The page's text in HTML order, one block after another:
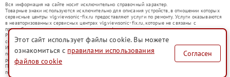
Вся информация на сайте носит исключительно справочный характер.
Товарные знаки используются исключительно для описания устройств, в отношении которых
сервисные центры vlg.viewsonic-fix.ru предоставляют услуги по ремонту. Услуги оказываются
в неавторизованных сервисных центрах vlg.viewsonic-fix.ru, которые не связаны с
правообладателями товарных знаков или их официальными представителями.
Ремонт осуществляется для устройств, уже введенных в гражданский оборот в соответствии
со статьей 1487 ГК РФ.
Использование товарных знаков не преследует цели индивидуализации услуг или введения
потребителей в заблуждение, а служит для информирования о предоставляемых услугах по
ремонту техники указанных брендов.
Представленная на сайте информация не является публичной офертой, определяемой
положениями Статьи 437(2) Гражданского кодекса РФ
Этот сайт использует файлы cookie. Вы можете
ознакомиться с правилами использования
файлов cookie
Согласен